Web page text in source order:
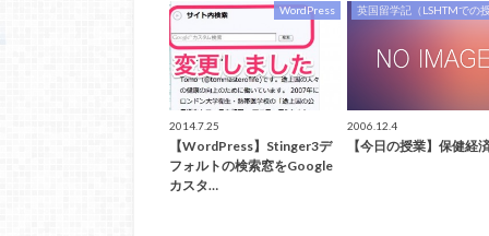
WordPress
2014.7.25
【WordPress】Stinger3デ
フォルトの検索窓をGoogle
カスタ…
英国留学記（LSHTMでの
2006.12.4
【今日の授業】保健経